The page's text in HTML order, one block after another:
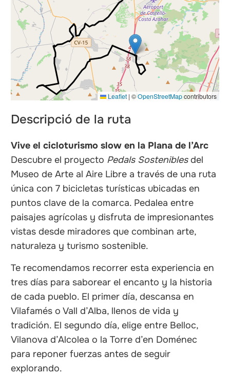
Leaflet | ©OpenStreetMapcontributors
Descripció de la ruta
Vive el cicloturismo slow en la Plana de l’Arc
Descubre el proyecto Pedals Sosteniblesdel
Museo de Arte al Aire Libre a través de una ruta
única con 7 bicicletas turísticas ubicadas en
puntos clave de la comarca. Pedalea entre
paisajes agrícolas y disfruta de impresionantes
vistas desde miradores que combinan arte,
naturaleza y turismo sostenible.
Te recomendamos recorrer esta experiencia en
tres días para saborear el encanto y la historia
de cada pueblo. El primer día, descansa en
Vilafamés o Vall d’Alba, llenos de vida y
tradición. El segundo día, elige entre Belloc,
Vilanova d’Alcolea o la Torre d’en Doménec
para reponer fuerzas antes de seguir
explorando.